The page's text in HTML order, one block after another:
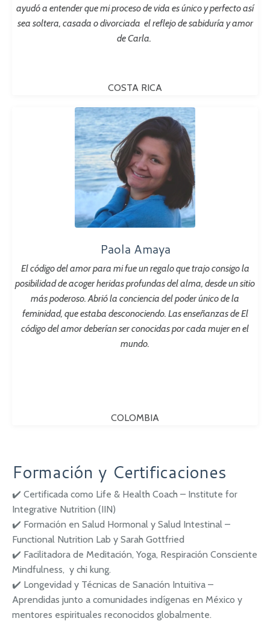
ayudó a entender que mi proceso de vida es único y perfecto así
sea soltera, casada o divorciada el reflejo de sabiduría y amor
de Carla.
COSTA RICA
Paola Amaya
El código del amor para mi fue un regalo que trajo consigo la
posibilidad de acoger heridas profundas del alma, desde un sitio
más poderoso. Abrió la conciencia del poder único de la
feminidad, que estaba desconociendo. Las enseñanzas de El
código del amor deberían ser conocidas por cada mujer en el
mundo.
COLOMBIA
Formación y Certificaciones
✔️ Certificada como Life & Health Coach – Institute for
Integrative Nutrition (IIN)
✔️ Formación en Salud Hormonal y Salud Intestinal –
Functional Nutrition Lab y Sarah Gottfried
✔️ Facilitadora de Meditación, Yoga, Respiración Consciente
Mindfulness, y chi kung.
✔️ Longevidad y Técnicas de Sanación Intuitiva –
Aprendidas junto a comunidades indígenas en México y
mentores espirituales reconocidos globalmente.